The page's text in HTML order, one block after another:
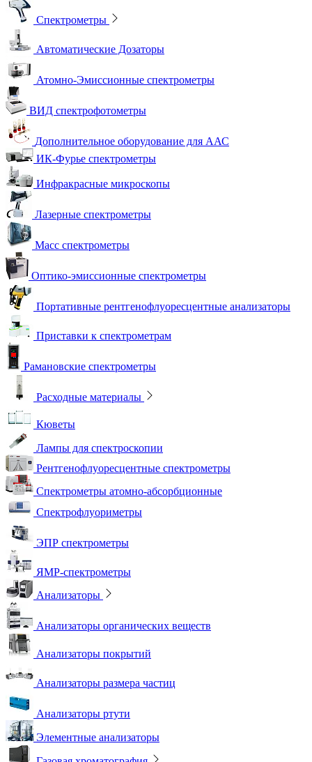
Спектрометры
Автоматические Дозаторы
Атомно-Эмиссионные спектрометры
ВИД спектрофотометры
Дополнительное оборудование для ААС
ИК-Фурье спектрометры
Инфракрасные микроскопы
Лазерные спектрометры
Масс спектрометры
Оптико-эмиссионные спектрометры
Портативные рентгенофлуоресцентные анализаторы
Приставки к спектрометрам
Рамановские спектрометры
Расходные материалы
Кюветы
Лампы для спектроскопии
Рентгенофлуоресцентные спектрометры
Спектрометры атомно-абсорбционные
Спектрофлуориметры
ЭПР спектрометры
ЯМР-спектрометры
Анализаторы
Анализаторы органических веществ
Анализаторы покрытий
Анализаторы размера частиц
Анализаторы ртути
Элементные анализаторы